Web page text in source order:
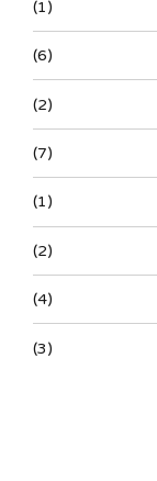
(1)
(6)
(2)
(7)
(1)
(2)
(4)
(3)